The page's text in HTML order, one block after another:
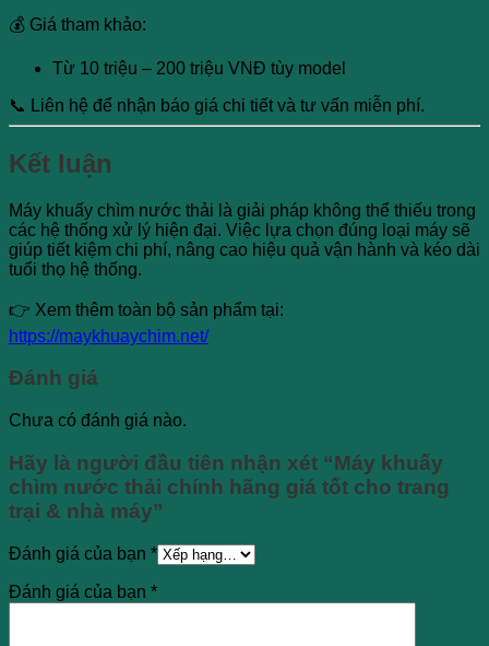
💰 Giá tham khảo:
Từ 10 triệu – 200 triệu VNĐ tùy model
📞 Liên hệ để nhận báo giá chi tiết và tư vấn miễn phí.
Kết luận
Máy khuấy chìm nước thải là giải pháp không thể thiếu trong
các hệ thống xử lý hiện đại. Việc lựa chọn đúng loại máy sẽ
giúp tiết kiệm chi phí, nâng cao hiệu quả vận hành và kéo dài
tuổi thọ hệ thống.
👉 Xem thêm toàn bộ sản phẩm tại:
https://maykhuaychim.net/
Đánh giá
Chưa có đánh giá nào.
Hãy là người đầu tiên nhận xét “Máy khuấy
chìm nước thải chính hãng giá tốt cho trang
trại & nhà máy”
Đánh giá của bạn *
Đánh giá của bạn *